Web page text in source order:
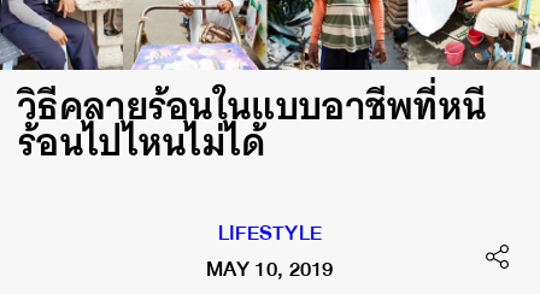
วิธีคลายร้อนในแบบอาชีพที่หนี
ร้อนไปไหนไม่ได้
LIFESTYLE
MAY 10, 2019